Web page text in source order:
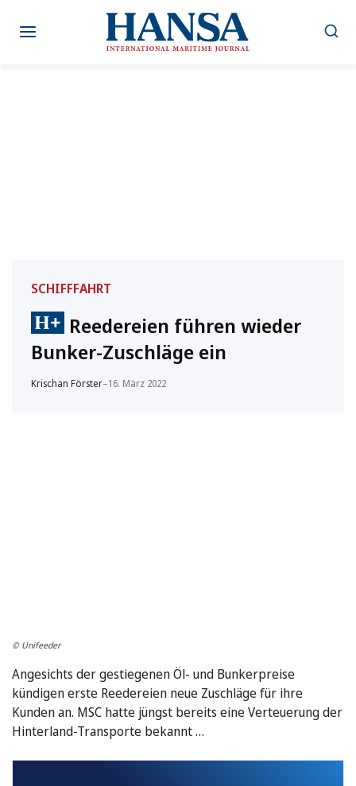
Inhalt
SCHIFFFAHRT
Reedereien führen wieder
Bunker-Zuschläge ein
Krischan Förster–16. März 2022
© Unifeeder
Angesichts der gestiegenen Öl- und Bunkerpreise
kündigen erste Reedereien neue Zuschläge für ihre
Kunden an. MSC hatte jüngst bereits eine Verteuerung der
Hinterland-Transporte bekannt …